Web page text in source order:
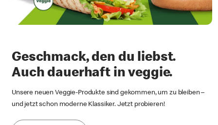
Geschmack, den du liebst.
Auch dauerhaft in veggie.
Unsere neuen Veggie-Produkte sind gekommen, um zu bleiben –
und jetzt schon moderne Klassiker. Jetzt probieren!